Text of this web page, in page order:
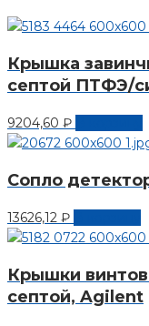
Крышка
септой ПТФЭ/
9204,60 ₽
Сопло
13626,12 ₽
Крышки
септой, Agilent